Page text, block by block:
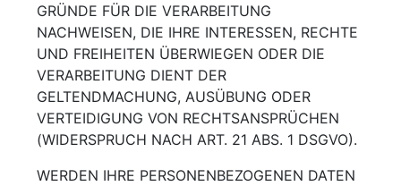
GRÜNDE FÜR DIE VERARBEITUNG
NACHWEISEN, DIE IHRE INTERESSEN, RECHTE
UND FREIHEITEN ÜBERWIEGEN ODER DIE
VERARBEITUNG DIENT DER
GELTENDMACHUNG, AUSÜBUNG ODER
VERTEIDIGUNG VON RECHTSANSPRÜCHEN
(WIDERSPRUCH NACH ART. 21 ABS. 1 DSGVO).
WERDEN IHRE PERSONENBEZOGENEN DATEN